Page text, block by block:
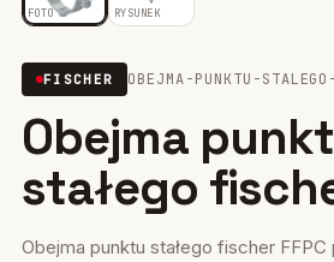
Wiertła i narzędzia
Mocowania elektryczne
Wkręty
Firestop
FOTO RYSUNEK
FISCHER OBEJMA-PUNKTU-
Obejma
stałego
Obejma punktu stałego fischer